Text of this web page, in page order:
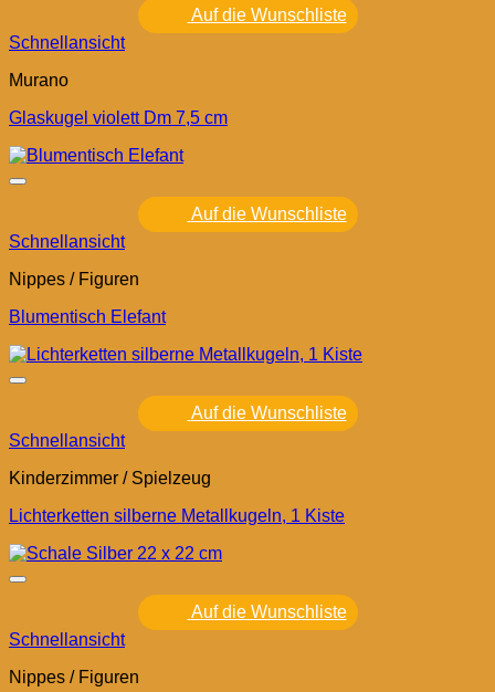
Auf die Wunschliste
Schnellansicht
Murano
Glaskugel violett Dm 7,5 cm
Auf die Wunschliste
Schnellansicht
Nippes / Figuren
Blumentisch Elefant
Auf die Wunschliste
Schnellansicht
Kinderzimmer / Spielzeug
Lichterketten silberne Metallkugeln, 1 Kiste
Auf die Wunschliste
Schnellansicht
Nippes / Figuren